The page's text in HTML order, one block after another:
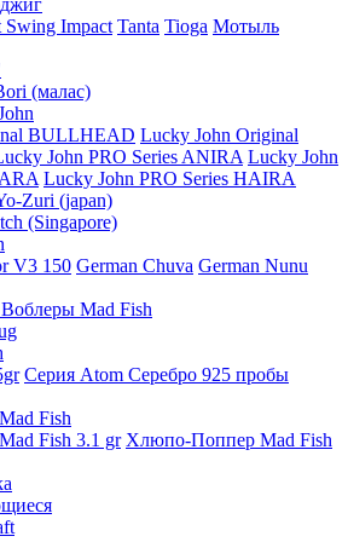
Swing Impact Tanta Tioga Мотыль
(малас)
BULLHEAD Lucky John Original
John PRO Series ANIRA Lucky John
Lucky John PRO Series HAIRA
Zuri (japan)
(Singapore)
V3 150 German Chuva German Nunu
Mad Fish
Серия Atom Серебро 925 пробы
Fish
Fish 3.1 gr Хлюпо-Поппер Mad Fish